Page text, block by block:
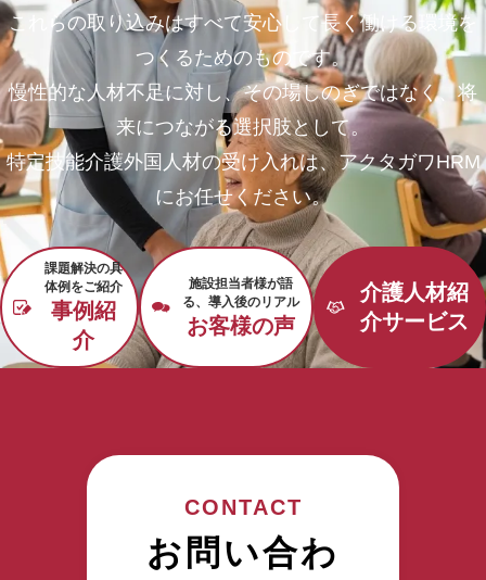
これらの取り込みはすべて安心して長く働ける環境を
つくるためのものです。
慢性的な人材不足に対し、その場しのぎではなく、将
来につながる選択肢として。
特定技能介護外国人材の受け入れは、アクタガワHRM
にお任せください。
課題解決の具
体例をご紹介
事例紹
介
施設担当者様が語
る、導入後のリアル
お客様の声
介護人材紹
介サービス
CONTACT
お問い合わ